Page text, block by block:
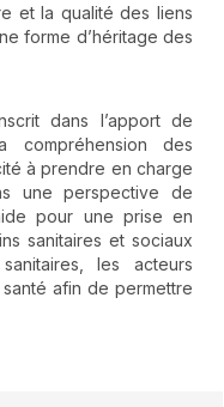
et la qualité des liens
forme d’héritage des
dans l’apport de
compréhension des
à prendre en charge
une perspective de
pour une prise en
sanitaires et sociaux
les acteurs
afin de permettre